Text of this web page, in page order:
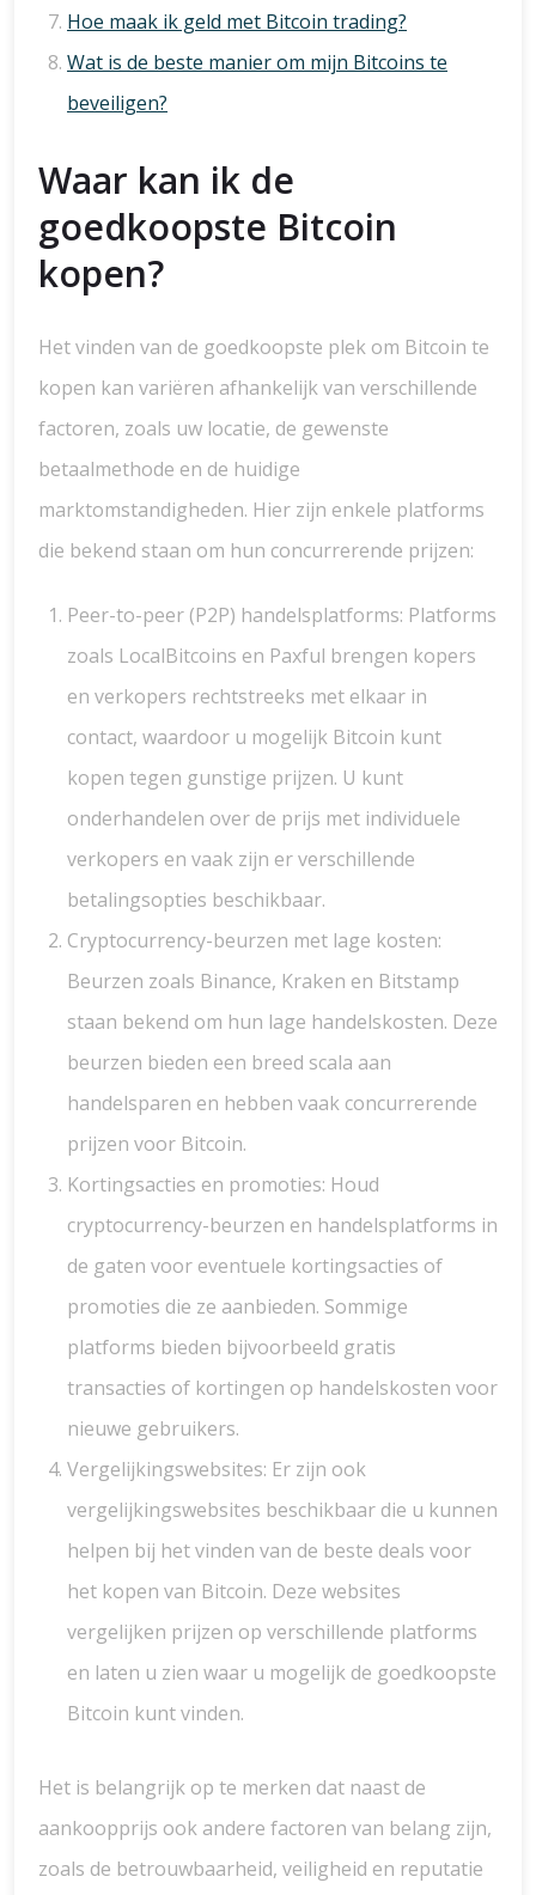
Hoe maak ik geld met Bitcoin trading?
Wat is de beste manier om mijn Bitcoins te
beveiligen?
Waar kan ik de
goedkoopste Bitcoin
kopen?
Het vinden van de goedkoopste plek om Bitcoin te
kopen kan variëren afhankelijk van verschillende
factoren, zoals uw locatie, de gewenste
betaalmethode en de huidige
marktomstandigheden. Hier zijn enkele platforms
die bekend staan om hun concurrerende prijzen:
Peer-to-peer (P2P) handelsplatforms: Platforms
zoals LocalBitcoins en Paxful brengen kopers
en verkopers rechtstreeks met elkaar in
contact, waardoor u mogelijk Bitcoin kunt
kopen tegen gunstige prijzen. U kunt
onderhandelen over de prijs met individuele
verkopers en vaak zijn er verschillende
betalingsopties beschikbaar.
Cryptocurrency-beurzen met lage kosten:
Beurzen zoals Binance, Kraken en Bitstamp
staan bekend om hun lage handelskosten. Deze
beurzen bieden een breed scala aan
handelsparen en hebben vaak concurrerende
prijzen voor Bitcoin.
Kortingsacties en promoties: Houd
cryptocurrency-beurzen en handelsplatforms in
de gaten voor eventuele kortingsacties of
promoties die ze aanbieden. Sommige
platforms bieden bijvoorbeeld gratis
transacties of kortingen op handelskosten voor
nieuwe gebruikers.
Vergelijkingswebsites: Er zijn ook
vergelijkingswebsites beschikbaar die u kunnen
helpen bij het vinden van de beste deals voor
het kopen van Bitcoin. Deze websites
vergelijken prijzen op verschillende platforms
en laten u zien waar u mogelijk de goedkoopste
Bitcoin kunt vinden.
Het is belangrijk op te merken dat naast de
aankoopprijs ook andere factoren van belang zijn,
zoals de betrouwbaarheid, veiligheid en reputatie